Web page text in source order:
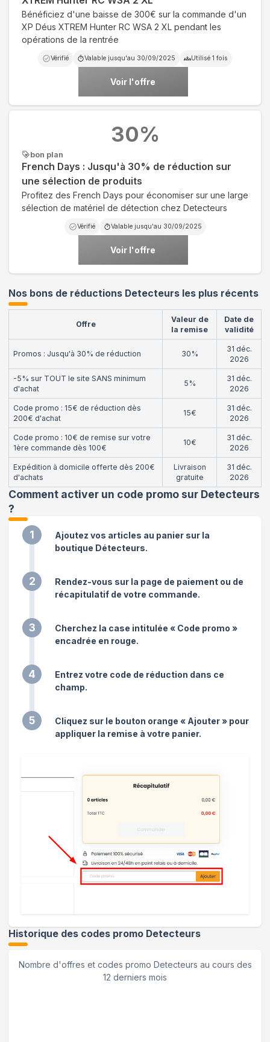
Bénéficiez d'une baisse de 300€ sur la commande d'un
XP Déus XTREM Hunter RC WSA 2 XL pendant les
opérations de la rentrée
Vérifié Valable jusqu'au 30/09/2025 Utilisé 1 fois
Voir l'offre
bon plan
French Days : Jusqu'à 30% de réduction sur
une sélection de produits
Profitez des French Days pour économiser sur une large
sélection de matériel de détection chez Detecteurs
Vérifié Valable jusqu'au 30/09/2025
Voir l'offre
30%
Nos bons de réductions Detecteurs les plus récents
Offre
Valeur de
la remise
Date de
validité
Promos : Jusqu'à 30% de réduction 30%
31 déc.
2026
-5% sur TOUT le site SANS minimum
d'achat
5%
31 déc.
2026
Code promo : 15€ de réduction dès
200€ d'achat
15€
31 déc.
2026
Code promo : 10€ de remise sur votre
1ère commande dès 100€
10€
31 déc.
2026
Expédition à domicile offerte dès 200€
d'achats
Livraison
gratuite
31 déc.
2026
Comment activer un code promo sur Detecteurs
?
1
Ajoutez vos articles au panier sur la
boutique Détecteurs.
2
Rendez-vous sur la page de paiement ou de
récapitulatif de votre commande.
3
Cherchez la case intitulée « Code promo »
encadrée en rouge.
4
Entrez votre code de réduction dans ce
champ.
5
Cliquez sur le bouton orange « Ajouter » pour
appliquer la remise à votre panier.
Historique des codes promo Detecteurs
Nombre d'offres et codes promo Detecteurs au cours des
12 derniers mois